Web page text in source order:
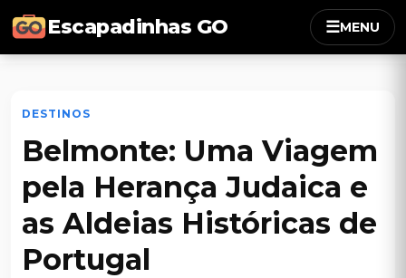
Escapadinhas GO ☰MENU
DESTINOS
Belmonte: Uma Viagem
pela Herança Judaica e
as Aldeias Históricas de
Portugal